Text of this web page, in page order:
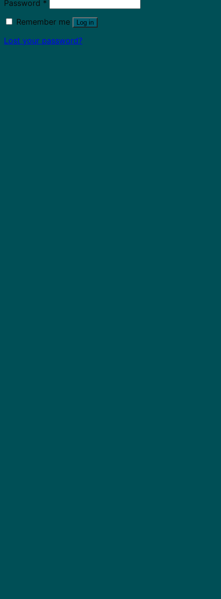
Password *
Remember me
Log in
Lost your password?